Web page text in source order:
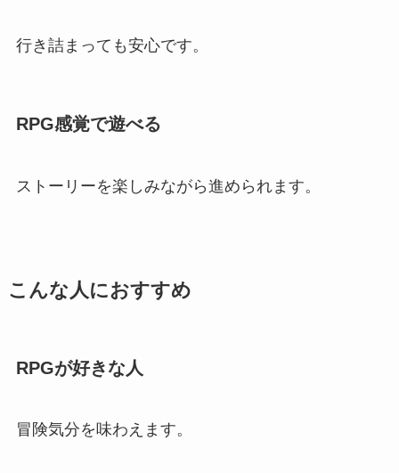
行き詰まっても安心です。
RPG感覚で遊べる
ストーリーを楽しみながら進められます。
こんな人におすすめ
RPGが好きな人
冒険気分を味わえます。